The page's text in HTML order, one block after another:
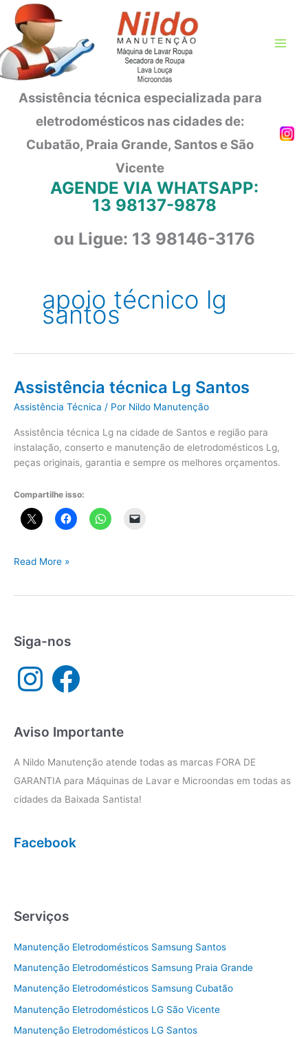
para
conteúdo
Assistência técnica especializada para
eletrodomésticos nas cidades de:
Cubatão, Praia Grande, Santos e São
Vicente
AGENDE VIA WHATSAPP:
13 98137-9878
ou Ligue: 13 98146-3176
apoio técnico lg
santos
Assistência técnica Lg Santos
Assistência Técnica / Por Nildo Manutenção
Assistência técnica Lg na cidade de Santos e região para
instalação, conserto e manutenção de eletrodomésticos Lg,
peças originais, garantia e sempre os melhores orçamentos.
Compartilhe isso:
Assistência
Read More »
Siga-nos
n
a
m
a
c
Aviso Importante
A Nildo Manutenção atende todas as marcas FORA DE
GARANTIA para Máquinas de Lavar e Microondas em todas as
cidades da Baixada Santista!
Facebook
Serviços
Manutenção Eletrodomésticos Samsung Santos
Manutenção Eletrodomésticos Samsung Praia Grande
Manutenção Eletrodomésticos Samsung Cubatão
Manutenção Eletrodomésticos LG São Vicente
Manutenção Eletrodomésticos LG Santos